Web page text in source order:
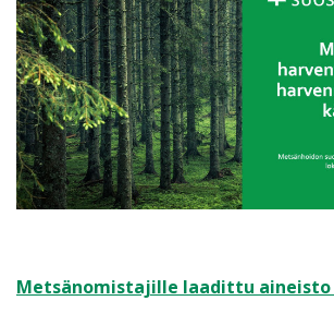
Metsänomistajille laadittu